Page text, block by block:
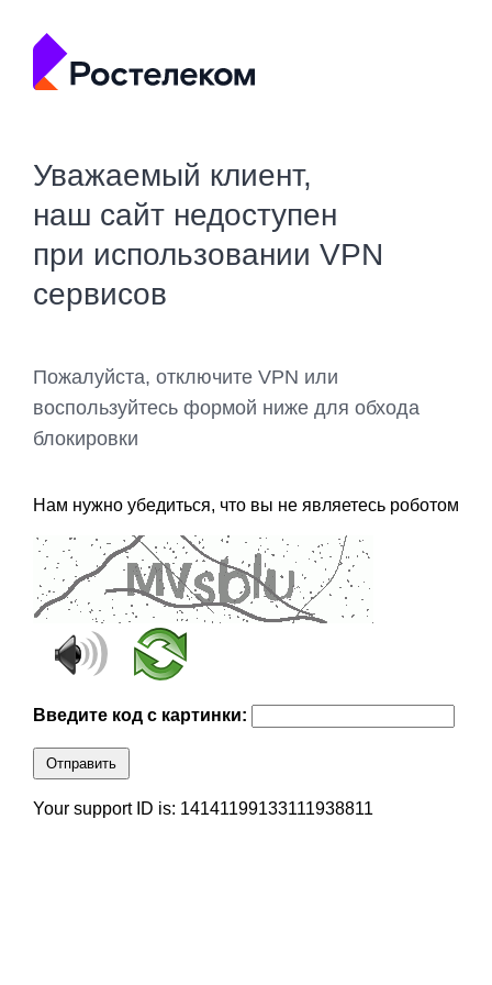
Уважаемый клиент,
наш сайт недоступен
при использовании VPN
сервисов
Пожалуйста, отключите VPN или
воспользуйтесь формой ниже для обхода
блокировки
Нам нужно убедиться, что вы не являетесь роботом
Введите код с картинки:
Отправить
Your support ID is: 14141199133111938811